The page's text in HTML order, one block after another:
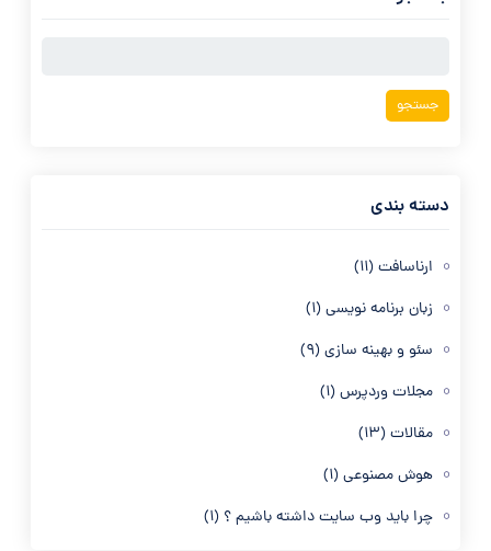
دسته بندی
ارناسافت(11)
زبان برنامه نویسی(1)
سئو و بهینه سازی(9)
مجلات وردپرس(1)
مقالات(13)
هوش مصنوعی(1)
چرا باید وب سایت داشته باشیم ؟ (1)